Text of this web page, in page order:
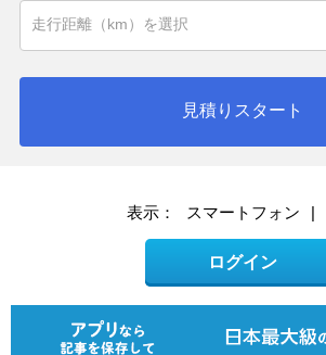
見積りスタート
表示： スマートフォン |
ログイン